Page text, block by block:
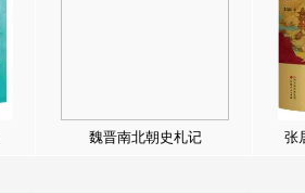
魏晋南北朝史札记 张